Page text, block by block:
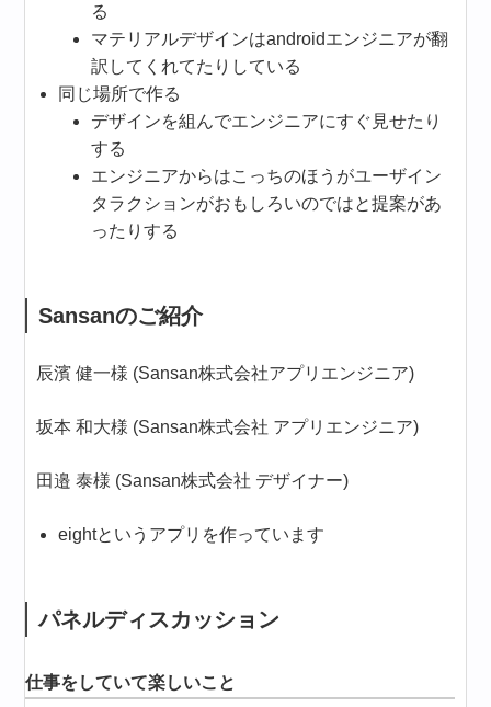
る
マテリアルデザインはandroidエンジニアが翻
訳してくれてたりしている
同じ場所で作る
デザインを組んでエンジニアにすぐ見せたり
する
エンジニアからはこっちのほうがユーザイン
タラクションがおもしろいのではと提案があ
ったりする
Sansanのご紹介
辰濱 健一様 (Sansan株式会社アプリエンジニア)
坂本 和大様 (Sansan株式会社 アプリエンジニア)
田邉 泰様 (Sansan株式会社 デザイナー)
eightというアプリを作っています
パネルディスカッション
仕事をしていて楽しいこと